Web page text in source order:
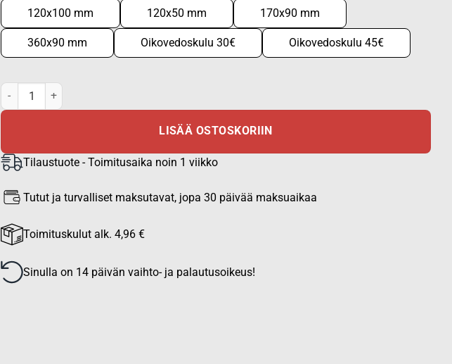
120x100 mm 120x50 mm 170x90 mm
360x90 mm Oikovedoskulu 30€ Oikovedoskulu 45€
Erikoismerkit määrä
LISÄÄ OSTOSKORIIN
Tilaustuote - Toimitusaika noin 1 viikko
Tutut ja turvalliset maksutavat, jopa 30 päivää maksuaikaa
Toimituskulut alk. 4,96 €
Sinulla on 14 päivän vaihto- ja palautusoikeus!